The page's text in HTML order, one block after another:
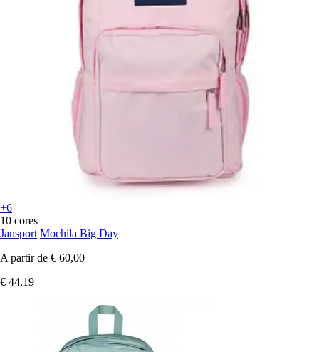
+6
10 cores
Jansport Mochila Big Day
A partir de € 60,00
€ 44,19